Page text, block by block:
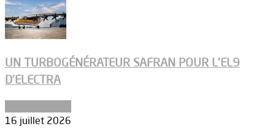
UN TURBOGÉNÉRATEUR SAFRAN POUR L’EL9
D’ELECTRA
16 juillet 2026